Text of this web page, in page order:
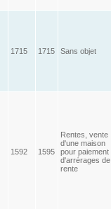
1715 1715 Sans objet
1592 1595
Rentes, vente
d'une maison
pour paiement
d'arrérages de
rente